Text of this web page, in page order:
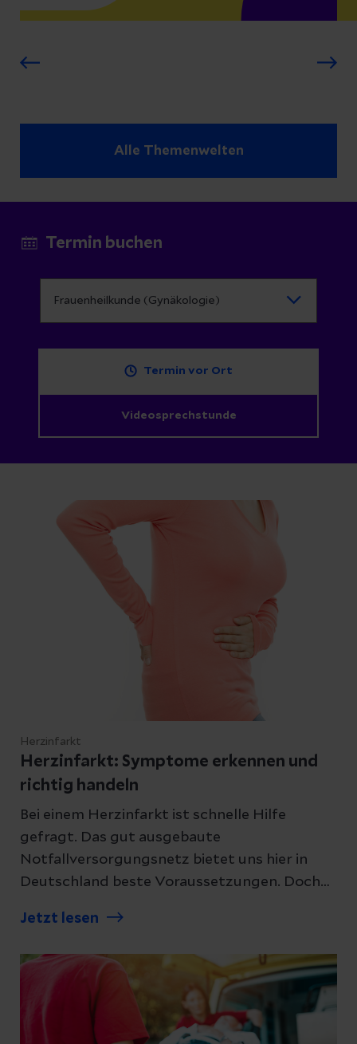
Alle Themenwelten
Termin buchen
Termin vor Ort
Videosprechstunde
Herzinfarkt
Herzinfarkt: Symptome erkennen und
richtig handeln
Bei einem Herzinfarkt ist schnelle Hilfe
gefragt. Das gut ausgebaute
Notfallversorgungsnetz bietet uns hier in
Deutschland beste Voraussetzungen. Doch
wann wartet man bis zur nächsten Sprechzeit
Ihnen Symptome und geben Tipps.
Jetzt lesen